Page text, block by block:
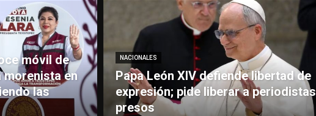
móvil de
morenista en
las
NACIONALES
Papa León XIV defiende libertad de
expresión; pide liberar a periodistas
presos